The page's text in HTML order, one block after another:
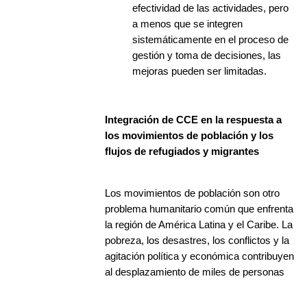
efectividad de las actividades, pero
a menos que se integren
sistemáticamente en el proceso de
gestión y toma de decisiones, las
mejoras pueden ser limitadas.
Integración de CCE en la respuesta a
los movimientos de población y los
flujos de refugiados y migrantes
Los movimientos de población son otro
problema humanitario común que enfrenta
la región de América Latina y el Caribe. La
pobreza, los desastres, los conflictos y la
agitación política y económica contribuyen
al desplazamiento de miles de personas